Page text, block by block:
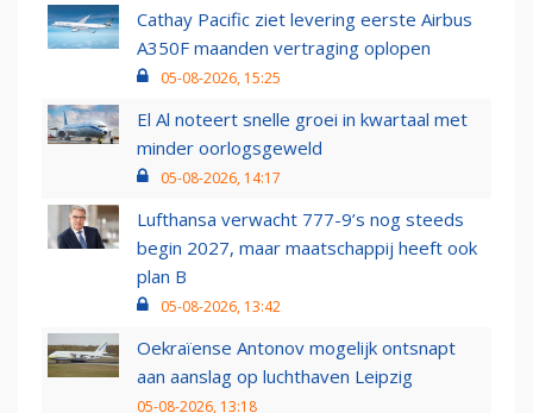
Cathay Pacific ziet levering eerste Airbus
A350F maanden vertraging oplopen
05-08-2026, 15:25
El Al noteert snelle groei in kwartaal met
minder oorlogsgeweld
05-08-2026, 14:17
Lufthansa verwacht 777-9’s nog steeds
begin 2027, maar maatschappij heeft ook
plan B
05-08-2026, 13:42
Oekraïense Antonov mogelijk ontsnapt
aan aanslag op luchthaven Leipzig
05-08-2026, 13:18